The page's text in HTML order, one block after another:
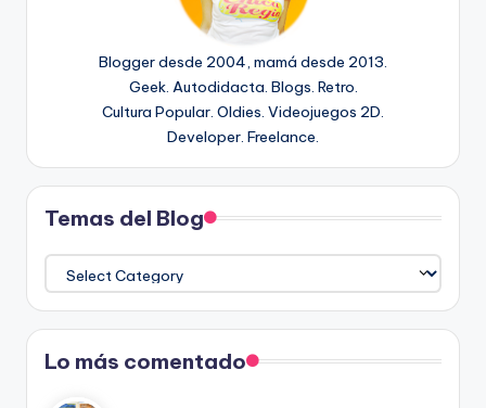
Blogger desde 2004, mamá desde 2013.
Geek. Autodidacta. Blogs. Retro.
Cultura Popular. Oldies. Videojuegos 2D.
Developer. Freelance.
Temas del Blog
del
Blog
Lo más comentado